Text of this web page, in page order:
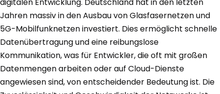
digitalen Entwicklung. Deutschland hat in den letzten
Jahren massiv in den Ausbau von Glasfasernetzen und
5G-Mobilfunknetzen investiert. Dies ermöglicht schnelle
Datenübertragung und eine reibungslose
Kommunikation, was für Entwickler, die oft mit großen
Datenmengen arbeiten oder auf Cloud-Dienste
angewiesen sind, von entscheidender Bedeutung ist. Die